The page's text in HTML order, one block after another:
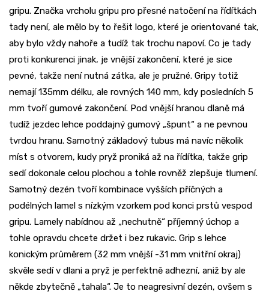
gripu. Značka vrcholu gripu pro přesné natočení na řídítkách
tady není, ale mělo by to řešit logo, které je orientované tak,
aby bylo vždy nahoře a tudíž tak trochu napoví. Co je tady
proti konkurenci jinak, je vnější zakončení, které je sice
pevné, takže není nutná zátka, ale je pružné. Gripy totiž
nemají 135mm délku, ale rovných 140 mm, kdy posledních 5
mm tvoří gumové zakončení. Pod vnější hranou dlaně má
tudíž jezdec lehce poddajný gumový „špunt“ a ne pevnou
tvrdou hranu. Samotný základový tubus má navíc několik
míst s otvorem, kudy pryž proniká až na řídítka, takže grip
sedí dokonale celou plochou a tohle rovněž zlepšuje tlumení.
Samotný dezén tvoří kombinace vyšších příčných a
podélných lamel s nízkým vzorkem pod konci prstů vespod
gripu. Lamely nabídnou až „nechutně“ příjemný úchop a
tohle opravdu chcete držet i bez rukavic. Grip s lehce
konickým průměrem (32 mm vnější -31 mm vnitřní okraj)
skvěle sedí v dlani a pryž je perfektně adhezní, aniž by ale
někde zbytečně „tahala“. Je to neagresivní dezén, ovšem s